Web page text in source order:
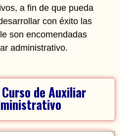
a fin de que pueda
con éxito las
son encomendadas
administrativo.
Curso de Auxiliar